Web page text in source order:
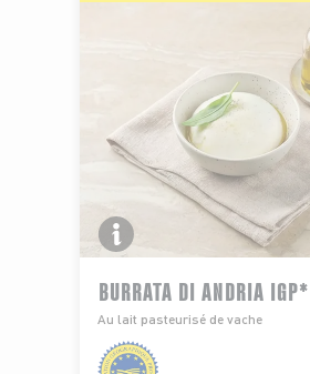
BURRATA DI ANDRIA IGP*
Au lait pasteurisé de vache